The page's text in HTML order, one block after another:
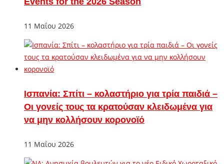
11 Μαΐου 2026
Ισπανία: Σπίτι – κολαστήριο για τρία παιδιά –
Οι γονείς τους τα κρατούσαν κλειδωμένα για
να μην κολλήσουν κορονοϊό
11 Μαΐου 2026